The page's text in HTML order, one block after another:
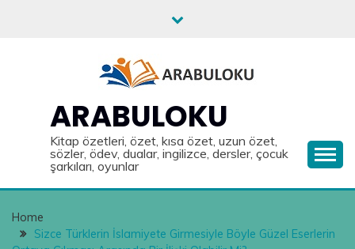
ARABULOKU
Kitap özetleri, özet, kısa özet, uzun özet,
sözler, ödev, dualar, ingilizce, dersler, çocuk
şarkıları, oyunlar
Home
Sizce Türklerin İslamiyete Girmesiyle Böyle Güzel Eserlerin